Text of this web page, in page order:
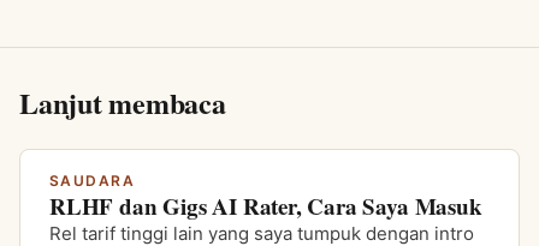
Lanjut membaca
SAUDARA
RLHF dan Gigs AI Rater, Cara Saya Masuk
Rel tarif tinggi lain yang saya tumpuk dengan intro